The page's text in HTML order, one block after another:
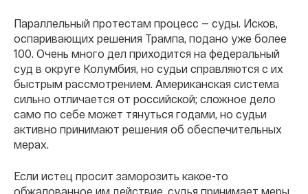
Параллельный протестам процесс — суды. Исков,
оспаривающих решения Трампа, подано уже более
100. Очень много дел приходится на федеральный
суд в округе Колумбия, но судьи справляются с их
быстрым рассмотрением. Американская система
сильно отличается от российской; сложное дело
само по себе может тянуться годами, но судьи
активно принимают решения об обеспечительных
мерах.
Если истец просит заморозить какое-то
обжалованное им действие, судья принимает меры